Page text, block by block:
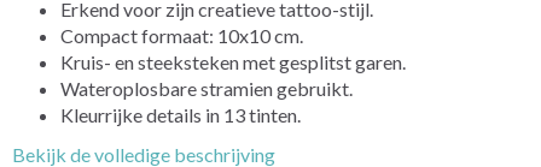
Erkend voor zijn creatieve tattoo-stijl.
Compact formaat: 10x10 cm.
Kruis- en steeksteken met gesplitst garen.
Wateroplosbare stramien gebruikt.
Kleurrijke details in 13 tinten.
Bekijk de volledige beschrijving